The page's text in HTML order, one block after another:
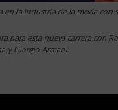
en la industria de la moda con
para esta nueva carrera con
y Giorgio Armani.